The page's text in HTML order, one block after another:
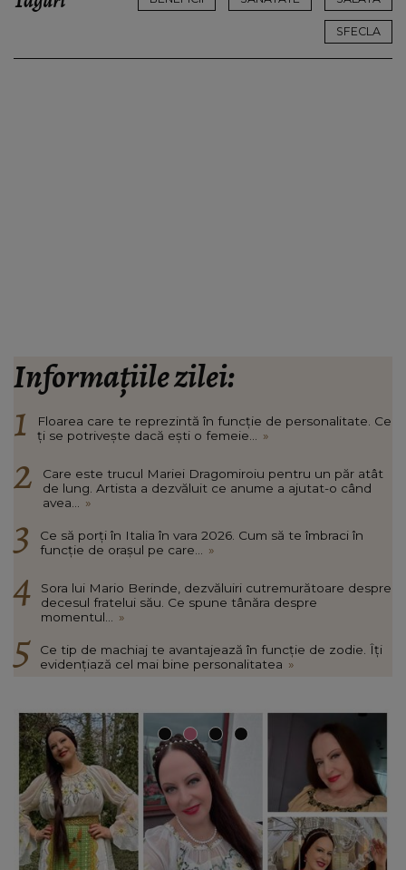
SFECLA
Informațiile zilei:
Floarea care te reprezintă în funcție de personalitate. Ce
ți se potrivește dacă ești o femeie...
»
Care este trucul Mariei Dragomiroiu pentru un păr atât
de lung. Artista a dezvăluit ce anume a ajutat-o când
avea...
»
Ce să porți în Italia în vara 2026. Cum să te îmbraci în
funcție de orașul pe care...
»
Sora lui Mario Berinde, dezvăluiri cutremurătoare despre
decesul fratelui său. Ce spune tânăra despre
momentul...
»
Ce tip de machiaj te avantajează în funcție de zodie. Îți
evidențiază cel mai bine personalitatea »